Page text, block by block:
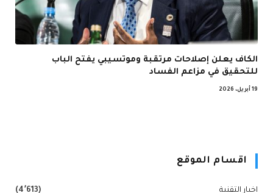
الكاف يعلن إصلاحات مرتقبة وموتسيبي يفتح الباب
للتحقيق في مزاعم الفساد
19 أبريل، 2026
اقسام الموقع
اخبار التقنية (4٬613)